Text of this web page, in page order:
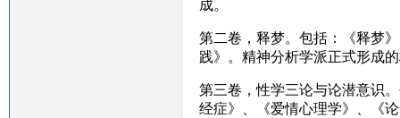
成。
第二卷，释梦。包括：《释梦
践》。精神分析学派正式形成
第三卷，性学三论与论潜意识
经症》、《爱情心理学》、《